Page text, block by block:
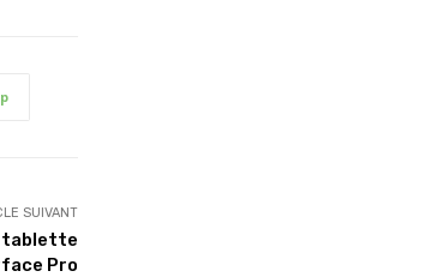
SUIVANT
tablette
Pro